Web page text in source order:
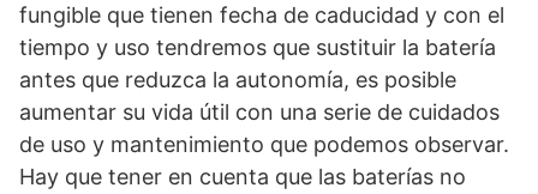
fungible que tienen fecha de caducidad y con el
tiempo y uso tendremos que sustituir la batería
antes que reduzca la autonomía, es posible
aumentar su vida útil con una serie de cuidados
de uso y mantenimiento que podemos observar.
Hay que tener en cuenta que las baterías no